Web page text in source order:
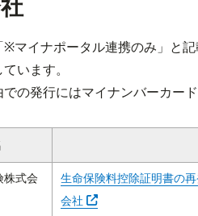
マイナポータル連携のみ」と
います。
の発行にはマイナンバーカード
株式会
生命保険料控除証明書の
会社
Abra em outra guia